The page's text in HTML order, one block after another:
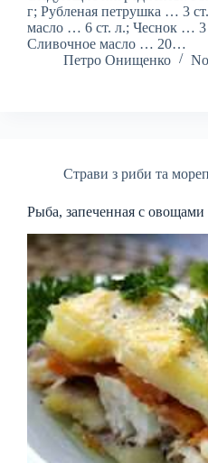
г; Рубленая петрушка … 3
масло … 6 ст. л.; Чеснок … 3
Сливочное масло … 20…
Петро Онищенко
Страви з риби та
Рыба, запеченная с овощами